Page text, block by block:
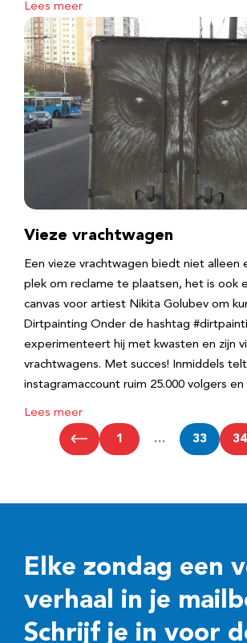
Lees meer
Vieze vrachtwagen
Een vieze vrachtwagen biedt niet alleen
plek om reclame te plaatsen, het is ook
canvas voor artiest Nikita Golubev om
Dirtpainting Onder de hashtag
experimenteert hij met kwasten en zijn
vrachtwagens. Met succes! Inmiddels telt
instagramaccount ruim 25.000 volgers
Lees meer
1 … 33 34
Elke zondag een
verhaal in je
Schrijf je in voor